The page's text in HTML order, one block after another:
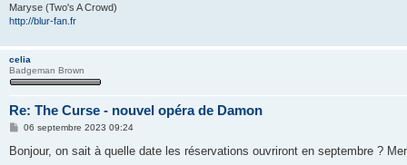
Maryse (Two's A Crowd)
http://blur-fan.fr
celia
Badgeman Brown
Re: The Curse - nouvel opéra de Damon
M
s
06 septembre 2023 09:24
Bonjour, on sait à quelle date les réservations ouvriront en septembre ?